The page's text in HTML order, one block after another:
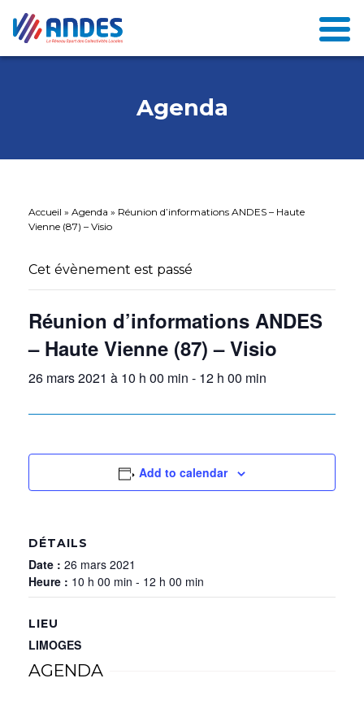
Agenda
Accueil » Agenda » Réunion d’informations ANDES – Haute
Vienne (87) – Visio
Cet évènement est passé
Réunion d’informations ANDES
– Haute Vienne (87) – Visio
26 mars 2021 à 10 h 00 min - 12 h 00 min
Add to calendar
DÉTAILS
Date : 26 mars 2021
Heure : 10 h 00 min - 12 h 00 min
LIEU
LIMOGES
AGENDA